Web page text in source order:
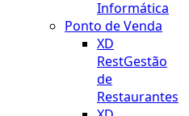
Informática
Ponto de Venda
XD
RestGestão
de
Restaurantes